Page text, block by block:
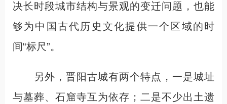
决长时段城市结构与景观的变迁问题，也能
够为中国古代历史文化提供一个区域的时
间“标尺”。
另外，晋阳古城有两个特点，一是城址
与墓葬、石窟寺互为依存；二是不少出土遗